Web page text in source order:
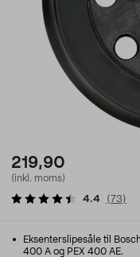
219,90
(inkl. moms)
4.4 (73)
Eksenterslipesåle til
400 A og PEX 400 AE.